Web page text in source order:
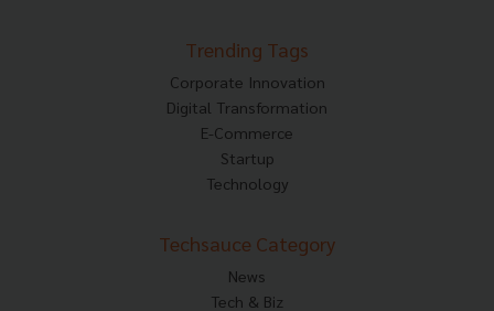
Trending Tags
Corporate Innovation
Digital Transformation
E-Commerce
Startup
Technology
Techsauce Category
News
Tech & Biz